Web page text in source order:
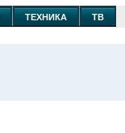
новых условиях
ТЕХНИКА ТВ